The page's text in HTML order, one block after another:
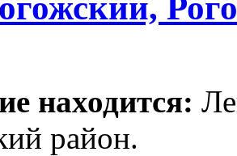
находится:
район.